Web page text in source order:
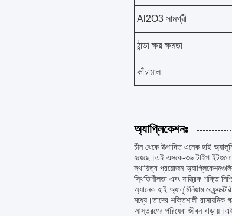
Al2O3 সামগ্রী
ঠান্ডা ক্ষয় ক্ষমতা
কাঁচামাল
অ্যাপ্লিকেশনঃ
চীন থেকে উত্পাদিত এনেক হাই
হয়েছে।এই এসকে-৩৬ টাইপ ইটগুলো
স্থায়িত্ব প্রয়োজন
স্থিতিশীলতা এবং যান্ত্রিক শক্তি
অ্যানেক হাই অ্যালুমিনিয়াম
মধ্যে।তাদের শক্তিশালী
আস্তরণের পরিষেবা জীবন